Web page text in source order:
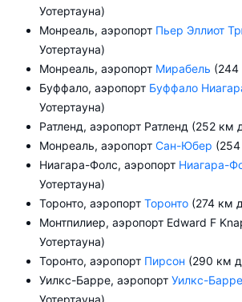
Уотертауна)
Монреаль, аэропорт Пьер Эллиот
Уотертауна)
Монреаль, аэропорт Мирабель (244
Буффало, аэропорт Буффало
Уотертауна)
Ратленд, аэропорт
Монреаль, аэропорт Сан-Юбер
Ниагара-Фолс, аэропорт Ниагара-
Уотертауна)
Торонто, аэропорт Торонто (274 км
Монтпилиер, аэропорт Edward F Knapp State (277 км до
Уотертауна)
Торонто, аэропорт Пирсон (290 км
Уилкс-Барре, аэропорт Уилкс-Барре
Уотертауна)